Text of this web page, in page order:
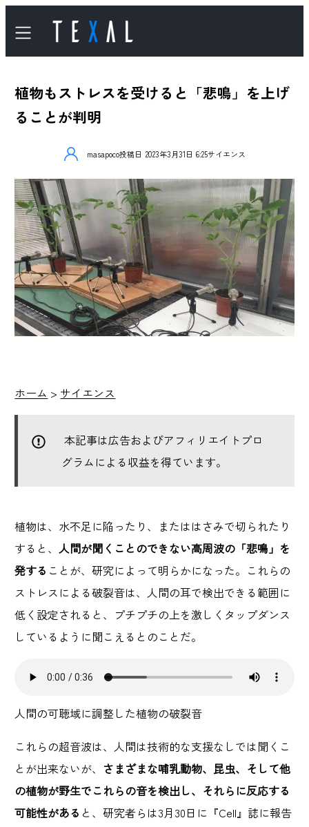
植物もストレスを受けると「悲鳴」を上げ
ることが判明
masapoco投稿日 2023年3月31日 6:25サイエンス
ホーム > サイエンス
本記事は広告およびアフィリエイトプロ
グラムによる収益を得ています。
植物は、水不足に陥ったり、またははさみで切られたり
すると、人間が聞くことのできない高周波の「悲鳴」を
発する ことが、研究によって明らかになった。これらの
ストレスによる破裂音は、人間の耳で検出できる範囲に
低く設定されると、プチプチの上を激しくタップダンス
しているように聞こえるとのことだ。
人間の可聴域に調整した植物の破裂音
これらの超音波は、人間は技術的な支援なしでは聞くこ
とが出来ないが、 さまざまな哺乳動物、昆虫、そして他
の植物が野生でこれらの音を検出し、それらに反応する
可能性がある と、研究者らは3月30日に『Cell』誌に報告